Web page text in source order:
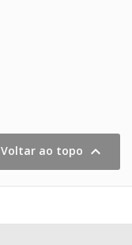
Voltar ao topo 